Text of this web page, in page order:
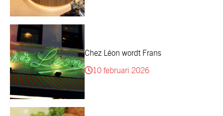
Chez Léon wordt Frans
10 februari 2026